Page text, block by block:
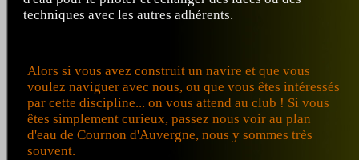
techniques avec les autres adhérents.
Alors si vous avez construit un navire et que vous
voulez naviguer avec nous, ou que vous êtes intéressés
par cette discipline... on vous attend au club ! Si vous
êtes simplement curieux, passez nous voir au plan
d'eau de Cournon d'Auvergne, nous y sommes très
souvent.